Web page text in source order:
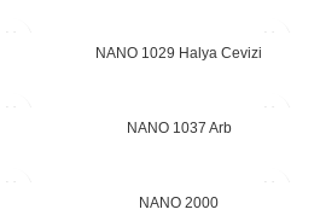
NANO 1029 Halya Cevizi
NANO 1037 Arb
NANO 2000